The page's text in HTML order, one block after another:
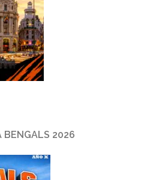
BENGALS 2026